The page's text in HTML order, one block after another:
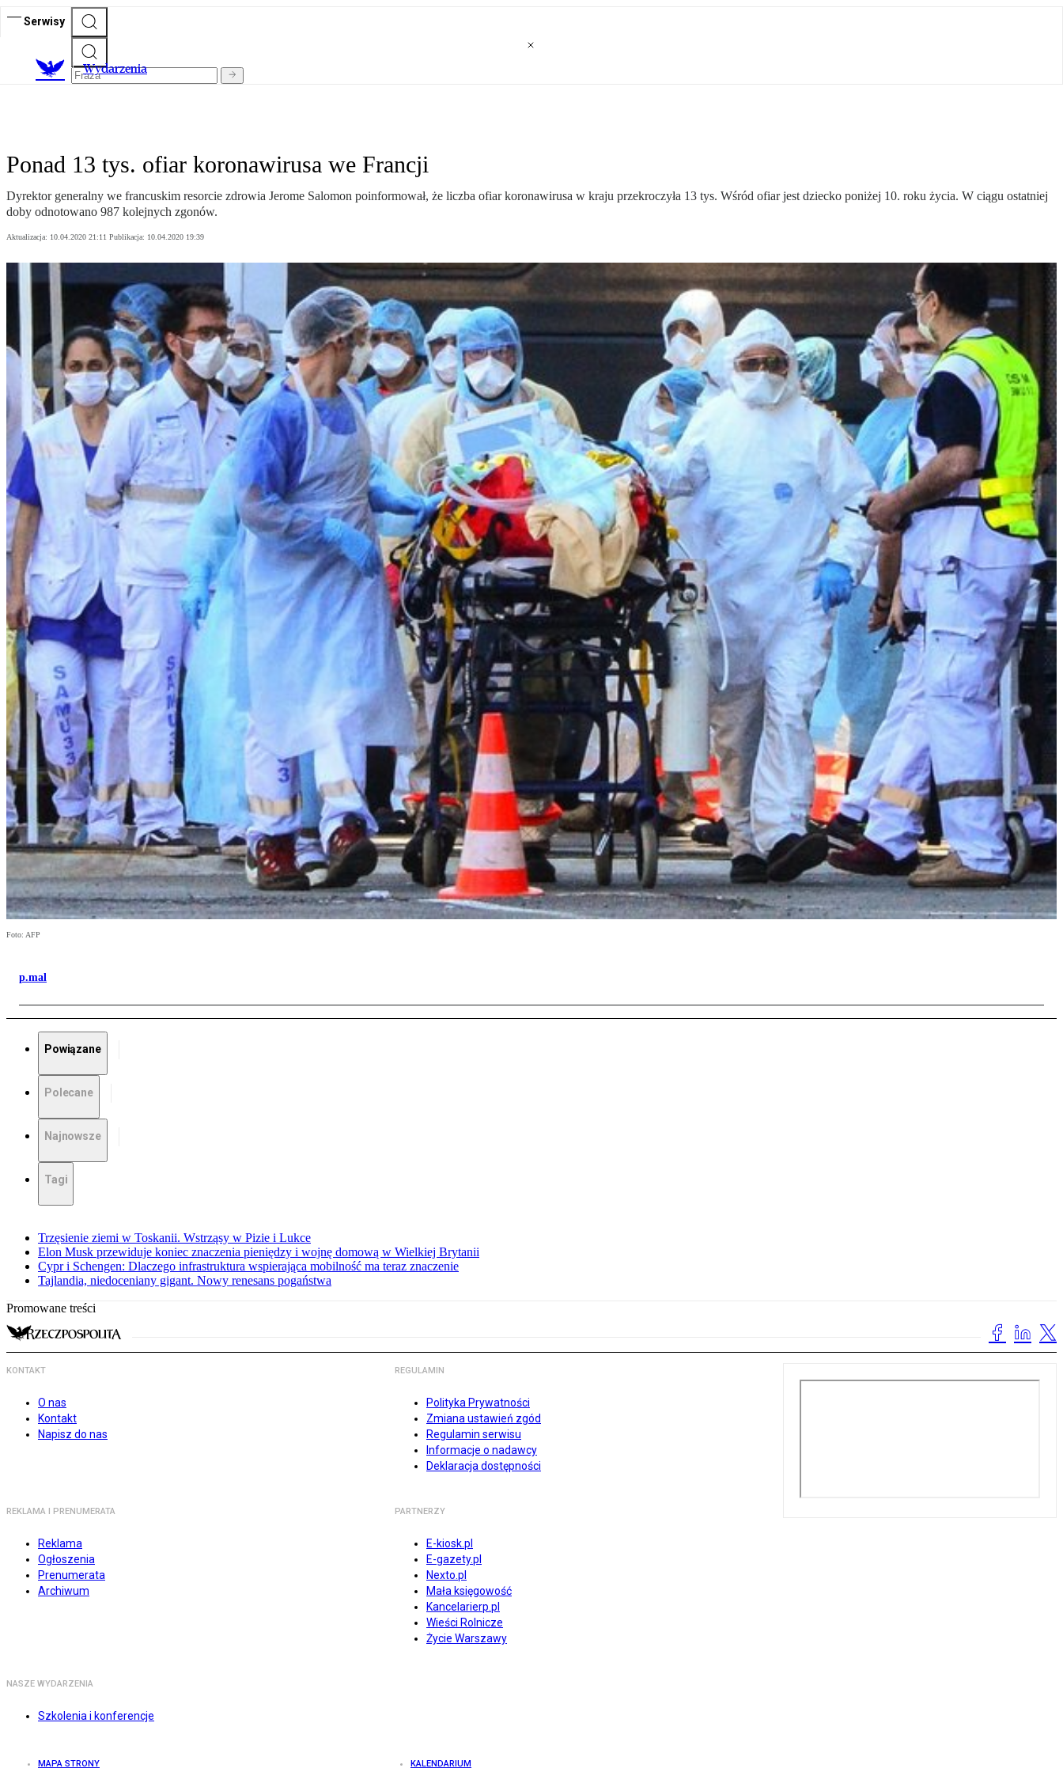
Serwisy
Wydarzenia
Ponad 13 tys. ofiar koronawirusa we Francji
Dyrektor generalny we francuskim resorcie zdrowia Jerome Salomon poinformował, że liczba ofiar koronawirusa w kraju przekroczyła 13 tys. Wśród ofiar jest dziecko poniżej 10. roku życia. W ciągu ostatniej
doby odnotowano 987 kolejnych zgonów.
Aktualizacja: 10.04.2020 21:11 Publikacja: 10.04.2020 19:39
Foto: AFP
p.mal
Powiązane
Polecane
Najnowsze
Tagi
Trzęsienie ziemi w Toskanii. Wstrząsy w Pizie i Lukce
Elon Musk przewiduje koniec znaczenia pieniędzy i wojnę domową w Wielkiej Brytanii
Cypr i Schengen: Dlaczego infrastruktura wspierająca mobilność ma teraz znaczenie
Tajlandia, niedoceniany gigant. Nowy renesans pogaństwa
Promowane treści
KONTAKT
O nas
Kontakt
Napisz do nas
REGULAMIN
Polityka Prywatności
Zmiana ustawień zgód
Regulamin serwisu
Informacje o nadawcy
Deklaracja dostępności
REKLAMA I PRENUMERATA
Reklama
Ogłoszenia
Prenumerata
Archiwum
PARTNERZY
E-kiosk.pl
E-gazety.pl
Nexto.pl
Mała księgowość
Kancelarierp.pl
Wieści Rolnicze
Życie Warszawy
NASZE WYDARZENIA
Szkolenia i konferencje
MAPA STRONY KALENDARIUM